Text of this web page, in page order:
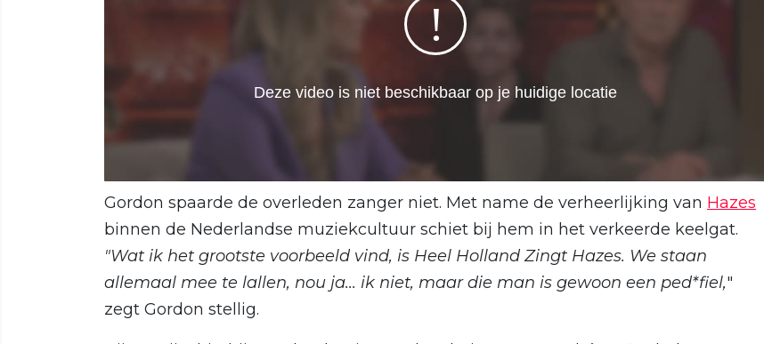
Gordon spaarde de overleden zanger niet. Met name de verheerlijking van Hazes
binnen de Nederlandse muziekcultuur schiet bij hem in het verkeerde keelgat.
"Wat ik het grootste voorbeeld vind, is Heel Holland Zingt Hazes. We staan
allemaal mee te lallen, nou ja... ik niet, maar die man is gewoon een ped*fiel,"
zegt Gordon stellig.